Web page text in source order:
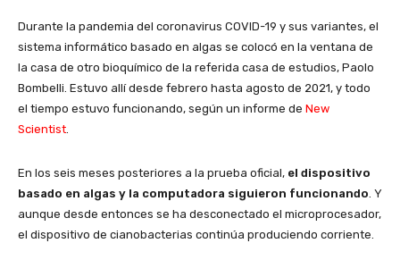
Durante la pandemia del coronavirus COVID-19 y sus variantes, el
sistema informático basado en algas se colocó en la ventana de
la casa de otro bioquímico de la referida casa de estudios, Paolo
Bombelli. Estuvo allí desde febrero hasta agosto de 2021, y todo
el tiempo estuvo funcionando, según un informe de New
Scientist
En los seis meses posteriores a la prueba oficial, el dispositivo
basado en algas y la computadora siguieron funcionando . Y
aunque desde entonces se ha desconectado el microprocesador,
el dispositivo de cianobacterias continúa produciendo corriente.